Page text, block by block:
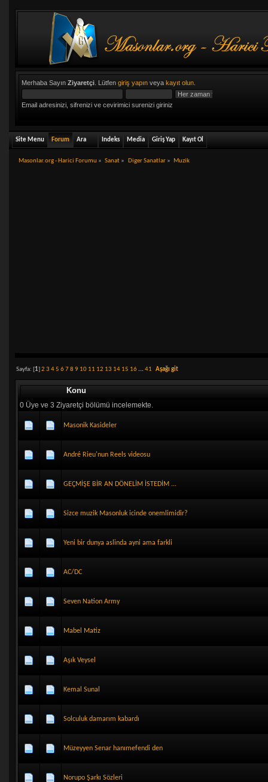
Merhaba Sayın Ziyaretçi. Lütfen giriş yapınveya kayıt olun.
Email adresinizi, sifrenizi ve cevirimici surenizi giriniz
Site Menu Forum Ara Indeks Media Giriş Yap Kayıt Ol
Masonlar.org - Harici Forumu » Sanat » Diger Sanatlar» Muzik
Sayfa: [1] 2 3 45 678 9 10 11 12 13 14 15 16...41 Aşağı git
Konu
0 Üye ve 3 Ziyaretçi bölümü incelemekte.
Masonik Kasideler
André Rieu'nun Reels videosu
GEÇMİŞE BİR AN DÖNELİM İSTEDİM ...
Sizce muzik Masonluk icinde onemlimidir?
Yeni bir dunya aslinda ayni ama farkli
AC/DC
Seven Nation Army
Mabel Matiz
Aşık Veysel
Kemal Sunal
Solculuk damarım kabardı
Müzeyyen Senar hanımefendi den
Norupo Şarkı Sözleri